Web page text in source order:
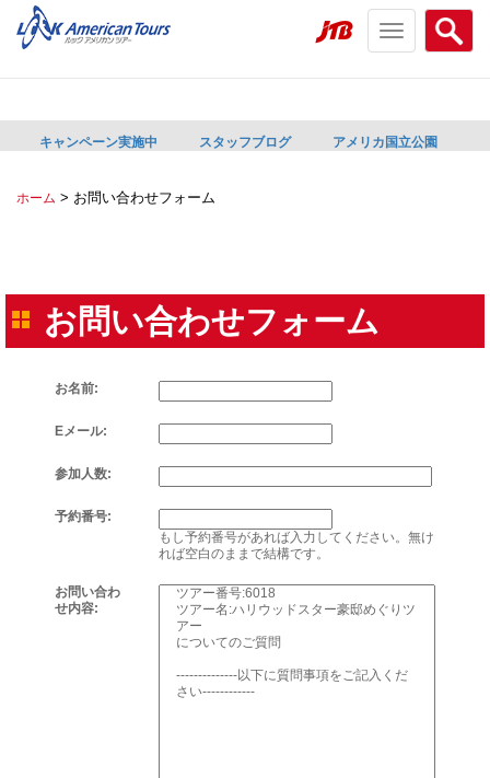
Search
menu
Toggle
navigation
キャンペーン実施中 スタッフブログ アメリカ国立公園
ホーム > お問い合わせフォーム
お問い合わせフォーム
お名前:
Eメール:
参加人数:
予約番号:
もし予約番号があれば入力してください。無け
れば空白のままで結構です。
お問い合わ
せ内容: